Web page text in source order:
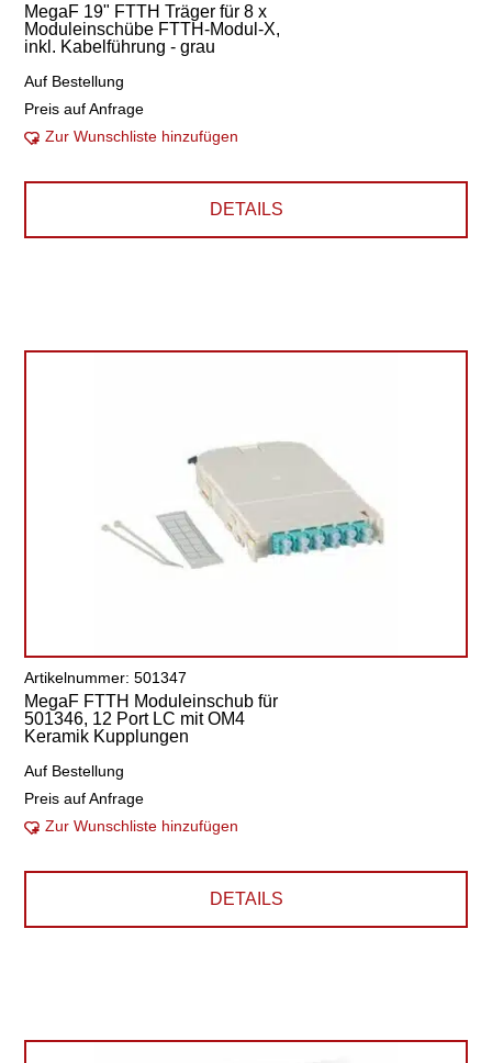
MegaF 19" FTTH Träger für 8 x
Moduleinschübe FTTH-Modul-X,
inkl. Kabelführung - grau
Auf Bestellung
Preis auf Anfrage
Zur Wunschliste hinzufügen
DETAILS
Artikelnummer: 501347
MegaF FTTH Moduleinschub für
501346, 12 Port LC mit OM4
Keramik Kupplungen
Auf Bestellung
Preis auf Anfrage
Zur Wunschliste hinzufügen
DETAILS